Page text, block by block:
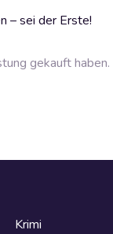
– sei der Erste!
gekauft
Krimi